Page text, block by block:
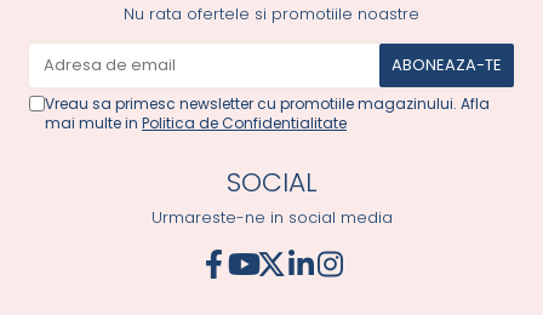
Nu rata ofertele si promotiile noastre
Vreau sa primesc newsletter cu promotiile magazinului. Afla
mai multe in Politica de Confidentialitate
SOCIAL
Urmareste-ne in social media